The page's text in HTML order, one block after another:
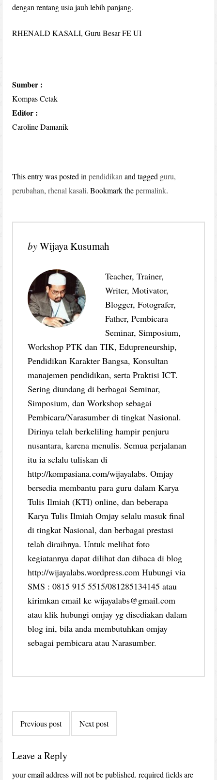
dengan rentang usia jauh lebih panjang.
RHENALD KASALI, Guru Besar FE UI
Sumber :
Kompas Cetak
Editor :
Caroline Damanik
This entry was posted inpendidikan and tagged guru,
perubahan,rhenal kasali. Bookmark thepermalink.
byWijaya Kusumah
Teacher, Trainer,
Writer, Motivator,
Blogger, Fotografer,
Father, Pembicara
Seminar, Simposium,
Workshop PTK dan TIK, Edupreneurship,
Pendidikan Karakter Bangsa, Konsultan
manajemen pendidikan, serta Praktisi ICT.
Sering diundang di berbagai Seminar,
Simposium, dan Workshop sebagai
Pembicara/Narasumber di tingkat Nasional.
Dirinya telah berkeliling hampir penjuru
nusantara, karena menulis. Semua perjalanan
itu ia selalu tuliskan di
http://kompasiana.com/wijayalabs. Omjay
bersedia membantu para guru dalam Karya
Tulis Ilmiah (KTI) online, dan beberapa
Karya Tulis Ilmiah Omjay selalu masuk final
di tingkat Nasional, dan berbagai prestasi
telah diraihnya. Untuk melihat foto
kegiatannya dapat dilihat dan dibaca di blog
http://wijayalabs.wordpress.com Hubungi via
SMS : 0815 915 5515/081285134145 atau
kirimkan email ke wijayalabs@gmail.com
atau klik hubungi omjay yg disediakan dalam
blog ini, bila anda membutuhkan omjay
sebagai pembicara atau Narasumber.
navigation
Previous post Next post
Leave a Reply
your email address will not be published. required fields are